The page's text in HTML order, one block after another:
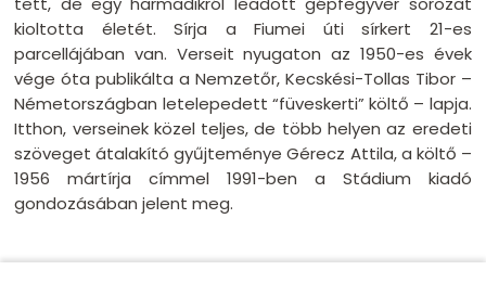
kioltotta életét. Sírja a Fiumei úti sírkert 21-es
parcellájában van. Verseit nyugaton az 1950-es évek
vége óta publikálta a Nemzetőr, Kecskési-Tollas Tibor –
Németországban letelepedett “füveskerti” költő – lapja.
Itthon, verseinek közel teljes, de több helyen az eredeti
szöveget átalakító gyűjteménye Gérecz Attila, a költő –
1956 mártírja címmel 1991-ben a Stádium kiadó
gondozásában jelent meg.